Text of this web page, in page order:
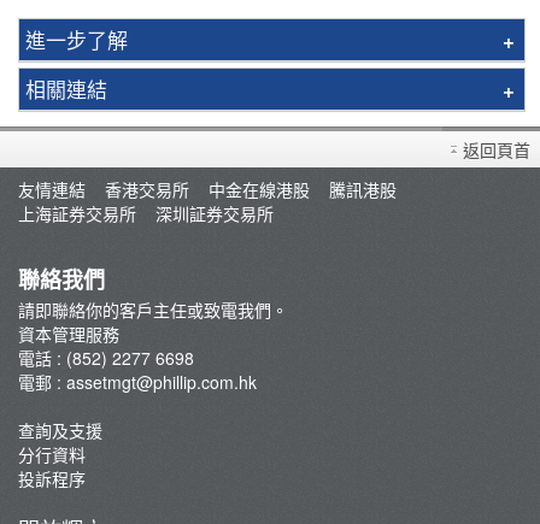
進一步了解
資本管理
基金經理
ETF通訊
輝立豐盛基金
輝立委託帳戶服務 - 新股債券混合投資組合
相關連結
開設戶口
存款/提款/賬戶轉賬
常見問題
返回頁首
友情連結
香港交易所 中金在線港股
騰訊港股
上海証券交易所
深圳証券交易所
聯絡我們
請即聯絡你的客戶主任或致電我們。
資本管理服務
電話 : (852) 2277 6698
電郵 : assetmgt@phillip.com.hk
查詢及支援
分行資料
投訴程序